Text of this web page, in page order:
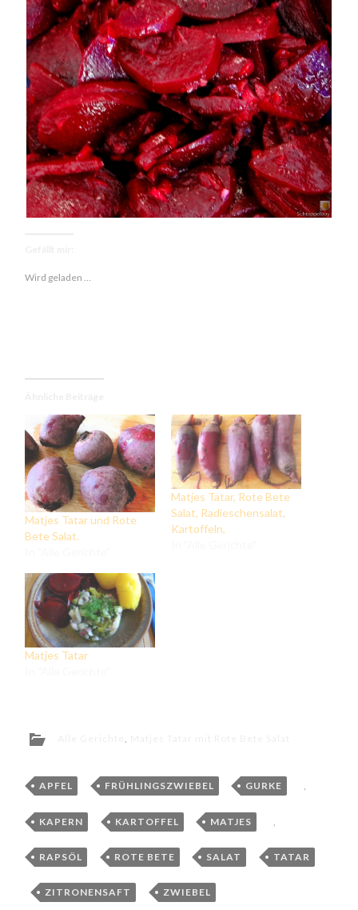
Wird geladen …
Matjes Tatar und Rote
Bete Salat.
Matjes Tatar, Rote Bete
Salat, Radieschensalat,
Kartoffeln,
Matjes Tatar
APFEL , FRÜHLINGSZWIEBEL , GURKE ,
KAPERN , KARTOFFEL , MATJES
RAPSÖL , ROTE BETE , SALAT , TATAR
, ZITRONENSAFT , ZWIEBEL